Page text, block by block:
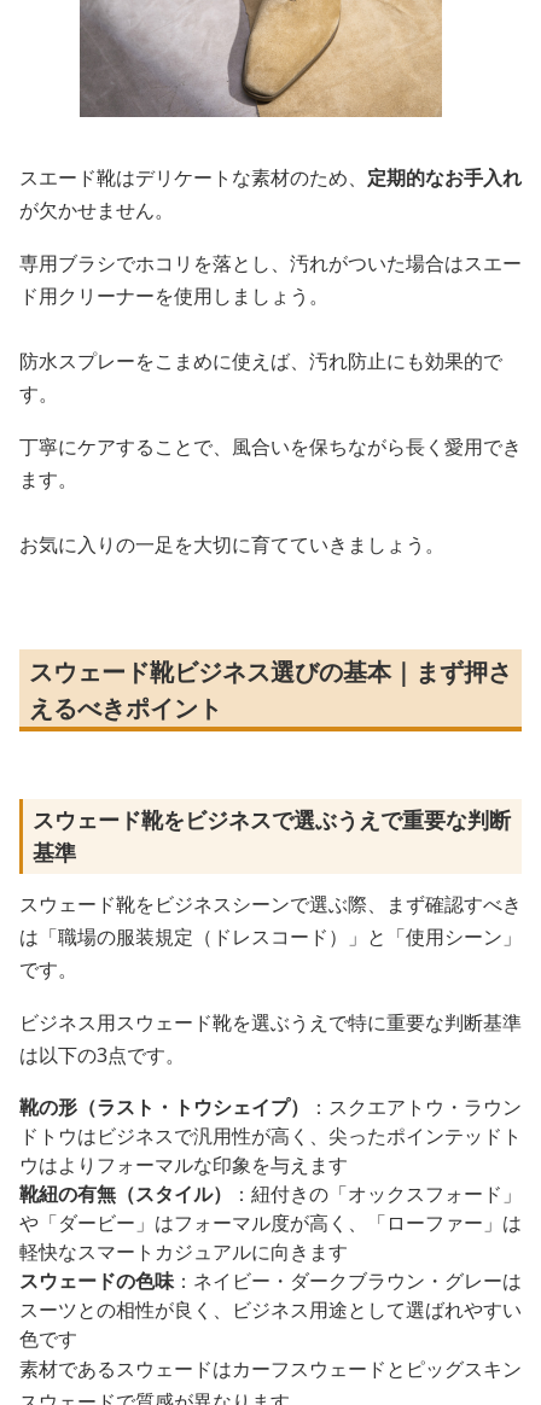
スエード靴はデリケートな素材のため、 定期的なお手入れ
が欠かせません。
専用ブラシでホコリを落とし、汚れがついた場合はスエー
ド用クリーナーを使用しましょう。
防水スプレーをこまめに使えば、汚れ防止にも効果的で
す。
丁寧にケアすることで、風合いを保ちながら長く愛用でき
ます。
お気に入りの一足を大切に育てていきましょう。
スウェード靴ビジネス選びの基本｜まず押さ
えるべきポイント
スウェード靴をビジネスで選ぶうえで重要な判断
基準
スウェード靴をビジネスシーンで選ぶ際、まず確認すべき
は「職場の服装規定（ドレスコード）」と「使用シーン」
です。
ビジネス用スウェード靴を選ぶうえで特に重要な判断基準
は以下の3点です。
靴の形（ラスト・トウシェイプ）
：スクエアトウ・ラウン
ドトウはビジネスで汎用性が高く、尖ったポインテッドト
ウはよりフォーマルな印象を与えます
靴紐の有無（スタイル）
：紐付きの「オックスフォード」
や「ダービー」はフォーマル度が高く、「ローファー」は
軽快なスマートカジュアルに向きます
スウェードの色味：ネイビー・ダークブラウン・グレーは
スーツとの相性が良く、ビジネス用途として選ばれやすい
色です
素材であるスウェードはカーフスウェードとピッグスキン